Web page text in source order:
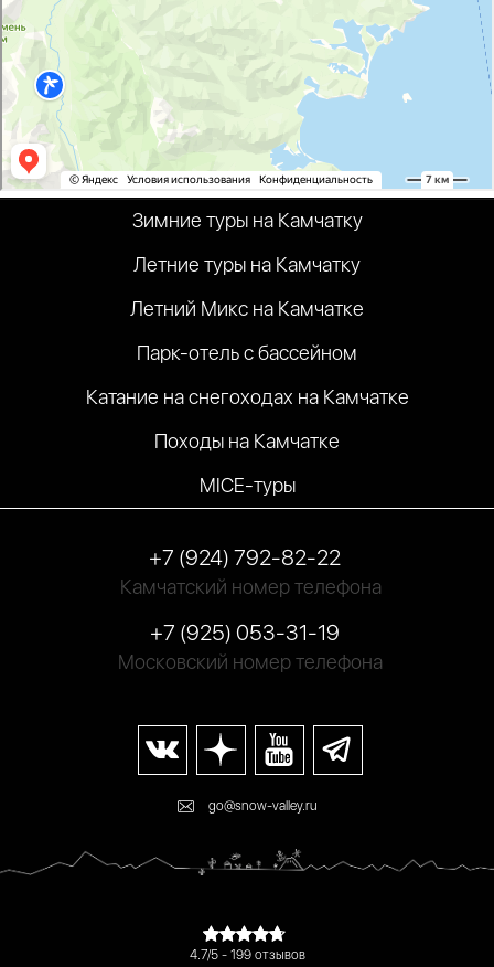
Зимние туры на Камчатку
Летние туры на Камчатку
Летний Микс на Камчатке
Парк-отель с бассейном
Катание на снегоходах на Камчатке
Походы на Камчатке
MICE-туры
+7 (924) 792-82-22
Камчатский номер телефона
+7 (925) 053-31-19
Московский номер телефона
go@snow-valley.ru
4.7/5 - 199 отзывов